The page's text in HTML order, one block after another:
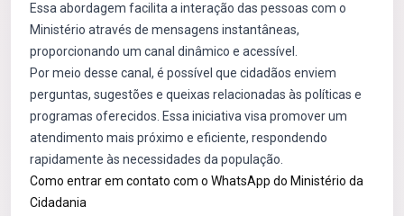
Essa abordagem facilita a interação das pessoas com o
Ministério através de mensagens instantâneas,
proporcionando um canal dinâmico e acessível.
Por meio desse canal, é possível que cidadãos enviem
perguntas, sugestões e queixas relacionadas às políticas e
programas oferecidos. Essa iniciativa visa promover um
atendimento mais próximo e eficiente, respondendo
rapidamente às necessidades da população.
Como entrar em contato com o WhatsApp do Ministério da
Cidadania